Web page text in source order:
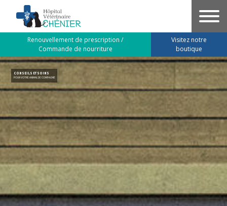
contenu
principalRenouvellement de prescription /
Commande de nourriture
Visitez notre
boutique
CONSEILS ET SOINS